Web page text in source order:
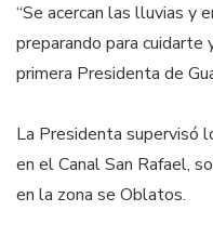
“Se acercan las lluvias y
preparando para cuidarte
primera Presidenta de
La Presidenta supervisó
en el Canal San Rafael,
en la zona se Oblatos.